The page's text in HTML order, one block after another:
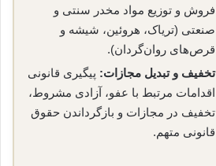
فروش و توزیع مواد مخدر سنتی و
صنعتی (تریاک، هروئین، شیشه و
قرص‌های روان‌گردان).
تخفیف و تبدیل مجازات: پیگیری قانونی
اقدامات مرتبط با عفو، آزادی مشروط،
تخفیف در مجازات و بازگرداندن حقوق
قانونی متهم.